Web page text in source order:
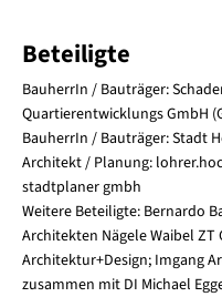
Beteiligte
BauherrIn / Bauträger:
Quartierentwicklungs GmbH
BauherrIn / Bauträger: Stadt
Architekt / Planung:
stadtplaner gmbh
Weitere Beteiligte: Bernardo
Architekten Nägele Waibel ZT
Architektur+Design; Imgang
zusammen mit DI Michael